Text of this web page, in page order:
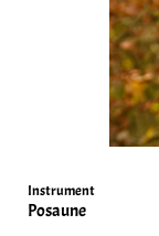
Instrument
Posaune